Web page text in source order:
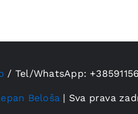
/ Tel/WhatsApp:
Beloša | Sva prava